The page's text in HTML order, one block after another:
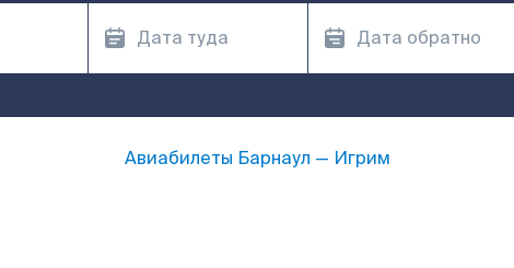
Авиабилеты Барнаул — Игрим